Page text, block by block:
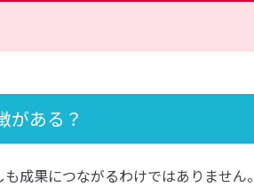
がある？
成果につながるわけではありません。